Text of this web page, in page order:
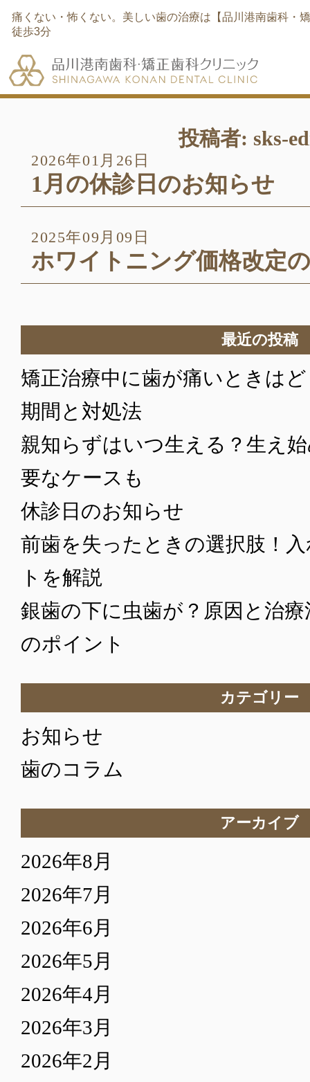
痛くない・怖くない。美しい歯の治療は【品川港南歯科・
徒歩3分
投稿者: sks-
2026年01月26日
1月の休診日のお知らせ
2025年09月09日
ホワイトニング価格改定
最近の投稿
矯正治療中に歯が痛いときは
期間と対処法
親知らずはいつ生える？生え
要なケースも
休診日のお知らせ
前歯を失ったときの選択肢！
トを解説
銀歯の下に虫歯が？原因と治
のポイント
カテゴリー
お知らせ
歯のコラム
アーカイブ
2026年8月
2026年7月
2026年6月
2026年5月
2026年4月
2026年3月
2026年2月